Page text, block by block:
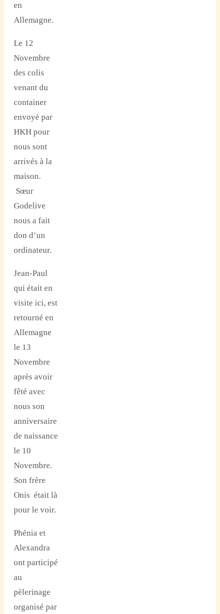
en
Allemagne.
Le 12
Novembre
des colis
venant du
container
envoyé par
HKH pour
nous sont
arrivés à la
maison.
Sœur
Godelive
nous a fait
don d’un
ordinateur.
Jean-Paul
qui était en
visite ici, est
retourné en
Allemagne
le 13
Novembre
après avoir
fêté avec
nous son
anniversaire
de naissance
le 10
Novembre.
Son frère
Onis était là
pour le voir.
Phénia et
Alexandra
ont participé
au
pèlerinage
organisé par